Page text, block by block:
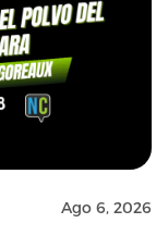
Ago 6, 2026